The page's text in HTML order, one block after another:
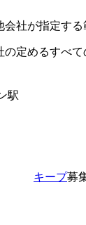
社が指定する
定めるすべて
駅
キープ募